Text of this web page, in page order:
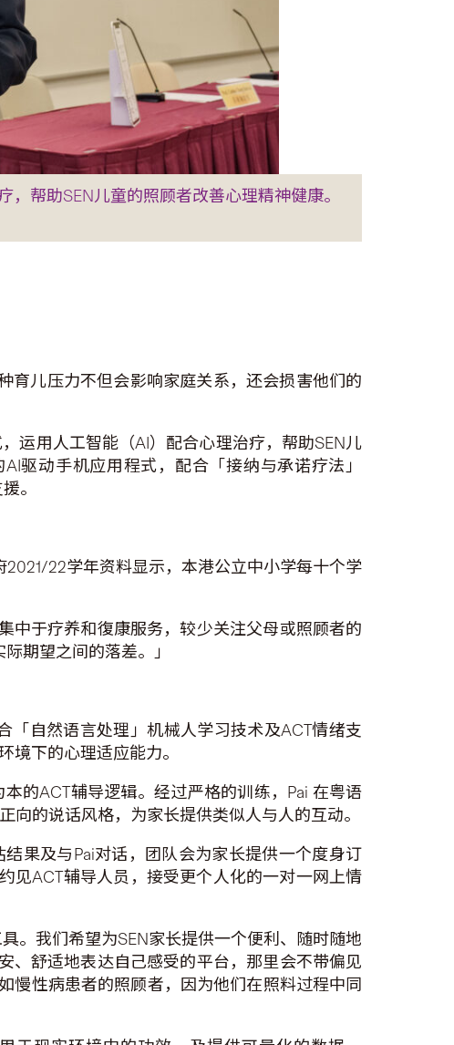
帮助SEN儿童的照顾者改善心理精神健康。
育儿压力不但会影响家庭关系，还会损害他们的
运用人工智能（AI）配合心理治疗，帮助SEN儿
驱动手机应用程式，配合「接纳与承诺疗法」
。
22学年资料显示，本港公立中小学每十个学
中于疗养和復康服务，较少关注父母或照顾者的
期望之间的落差。」
「自然语言处理」机械人学习技术及ACT情绪支
下的心理适应能力。
的ACT辅导逻辑。经过严格的训练，Pai 在粤语
向的说话风格，为家长提供类似人与人的互动。
果及与Pai对话，团队会为家长提供一个度身订
见ACT辅导人员，接受更个人化的一对一网上情
。我们希望为SEN家长提供一个便利、随时随地
、舒适地表达自己感受的平台，那里会不带偏见
慢性病患者的照顾者，因为他们在照料过程中同